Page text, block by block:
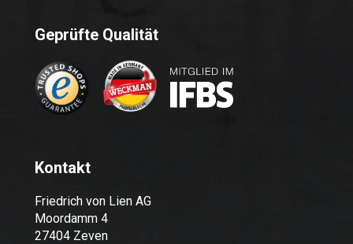
Geprüfte Qualität
Kontakt
Friedrich von Lien AG
Moordamm 4
27404 Zeven